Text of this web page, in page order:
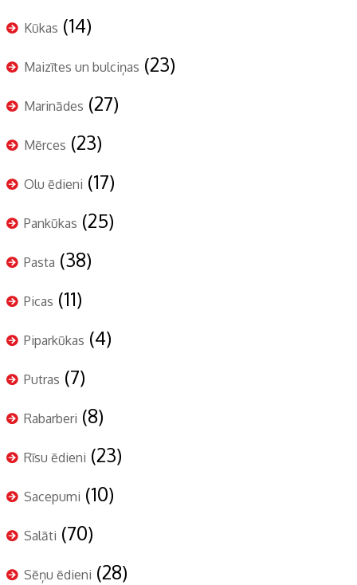
Kūkas (14)
Maizītes un bulciņas (23)
Marinādes (27)
Mērces (23)
Olu ēdieni (17)
Pankūkas (25)
Pasta (38)
Picas (11)
Piparkūkas (4)
Putras (7)
Rabarberi (8)
Rīsu ēdieni (23)
Sacepumi (10)
Salāti (70)
Sēņu ēdieni (28)